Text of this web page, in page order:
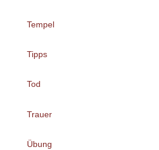
Tempel
Tipps
Tod
Trauer
Übung